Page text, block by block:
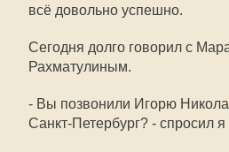
всё довольно успешно.
Сегодня долго говорил с
Рахматулиным.
- Вы позвонили Игорю
Санкт-Петербург? - спросил я